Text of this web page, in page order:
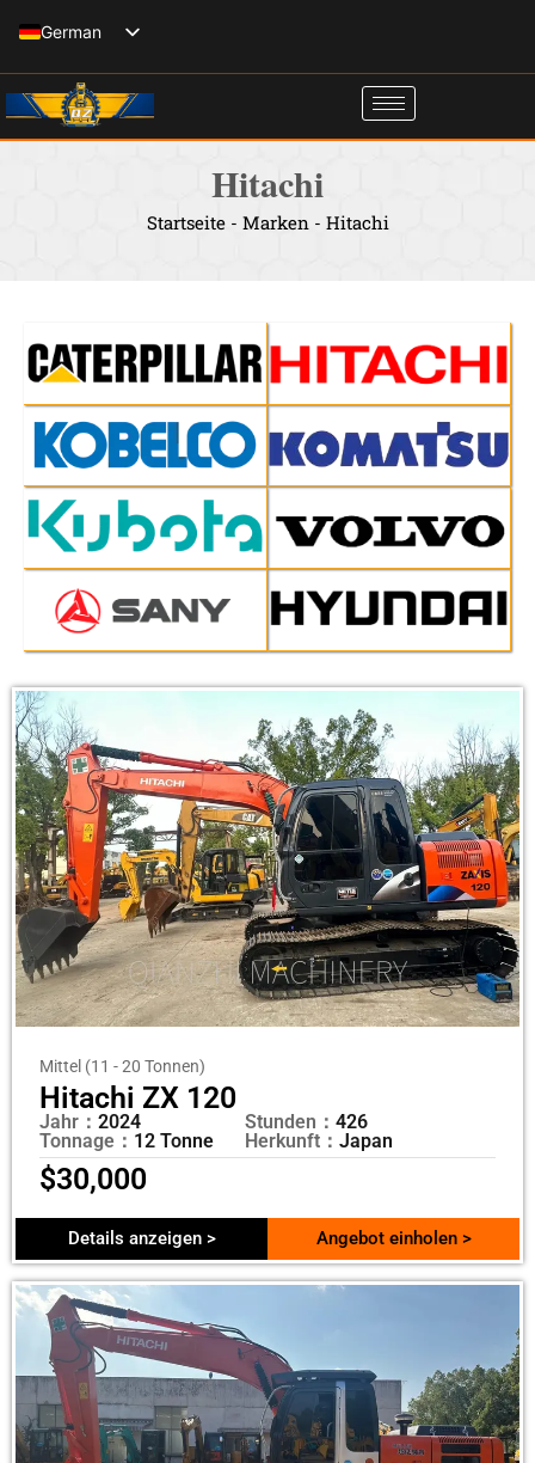
Inhalt
springen
German
English
Spanish
Hitachi
Startseite- Marken- Hitachi
Mittel (11 - 20 Tonnen)
Hitachi ZX 120
Jahr： 2024
Tonnage： 12 Tonne
Stunden： 426
Herkunft： Japan
$30,000
Details anzeigen > Angebot einholen >